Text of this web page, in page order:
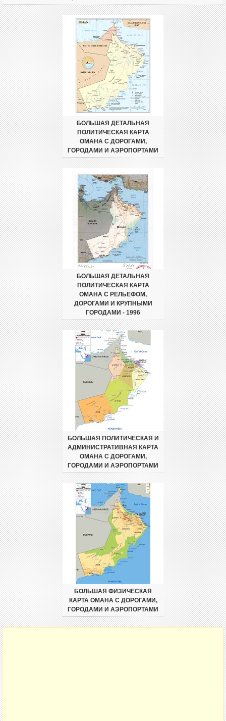
БОЛЬШАЯ ДЕТАЛЬНАЯ
ПОЛИТИЧЕСКАЯ КАРТА
ОМАНА С ДОРОГАМИ,
ГОРОДАМИ И АЭРОПОРТАМИ
БОЛЬШАЯ ДЕТАЛЬНАЯ
ПОЛИТИЧЕСКАЯ КАРТА
ОМАНА С РЕЛЬЕФОМ,
ДОРОГАМИ И КРУПНЫМИ
ГОРОДАМИ - 1996
БОЛЬШАЯ ПОЛИТИЧЕСКАЯ И
АДМИНИСТРАТИВНАЯ КАРТА
ОМАНА С ДОРОГАМИ,
ГОРОДАМИ И АЭРОПОРТАМИ
БОЛЬШАЯ ФИЗИЧЕСКАЯ
КАРТА ОМАНА С ДОРОГАМИ,
ГОРОДАМИ И АЭРОПОРТАМИ